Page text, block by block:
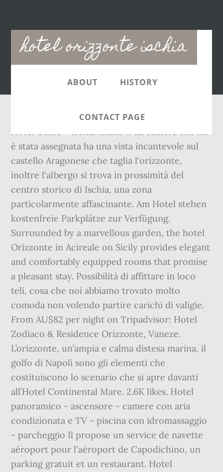
hotel orizzonte ischia
Main
navigation
ABOUT HISTORY
CONTACT PAGE
Hotel Ulisse - Ischia Island ... La camera che mi
è stata assegnata ha una vista incantevole sul
castello Aragonese che taglia l'orizzonte,
inoltre l'albergo si trova in prossimità del
centro storico di Ischia, una zona
particolarmente affascinante. Am Hotel stehen
kostenfreie Parkplätze zur Verfügung.
Surrounded by a marvellous garden, the hotel
Orizzonte in Acireale on Sicily provides elegant
and comfortably equipped rooms that promise
a pleasant stay. Possibilità di affittare in loco
teli, cosa che noi abbiamo trovato molto
comoda non volendo partire carichi di valigie.
From AU$82 per night on Tripadvisor: Hotel
Zodiaco & Residence Orizzonte, Vaneze.
L’orizzonte, un’ampia e calma distesa marina, il
golfo di Napoli sono gli elementi che
costituiscono lo scenario che si apre davanti
all’Hotel Continental Mare. 2.6K likes. Hotel
panoramico - ascensore - camere con aria
condizionata e TV - piscina con idromassaggio
- parcheggio Il propose un service de navette
aéroport pour l'aéroport de Capodichino, un
parking gratuit et un restaurant. Hotel